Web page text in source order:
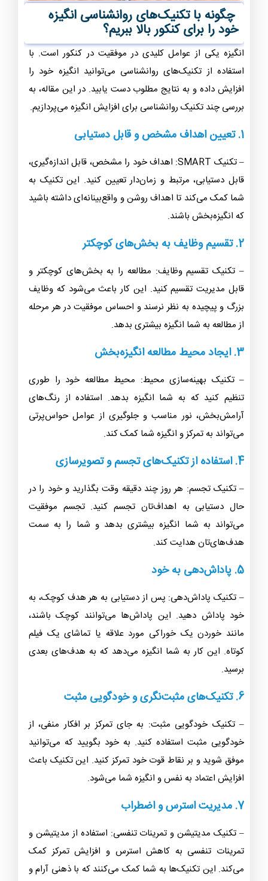
چگونه با تکنیک‌های روانشناسی انگیزه
خود را برای کنکور بالا ببریم؟
انگیزه یکی از عوامل کلیدی در موفقیت در کنکور است. با
استفاده از تکنیک‌های روانشناسی می‌توانید انگیزه خود را
افزایش داده و به نتایج مطلوب دست یابید. در این مقاله، به
بررسی چند تکنیک روانشناسی برای افزایش انگیزه می‌پردازیم.
1. تعیین اهداف مشخص و قابل دستیابی
– تکنیک SMART: اهداف خود را مشخص، قابل اندازه‌گیری،
قابل دستیابی، مرتبط و زمان‌دار تعیین کنید. این تکنیک به
شما کمک می‌کند تا اهداف روشن و واقع‌بینانه‌ای داشته باشید
که انگیزه‌بخش باشند.
2. تقسیم وظایف به بخش‌های کوچکتر
– تکنیک تقسیم وظایف: مطالعه را به بخش‌های کوچکتر و
قابل مدیریت تقسیم کنید. این کار باعث می‌شود که وظایف
بزرگ و پیچیده به نظر نرسند و احساس موفقیت در هر مرحله
از مطالعه به شما انگیزه بیشتری بدهد.
3. ایجاد محیط مطالعه انگیزه‌بخش
– تکنیک بهینه‌سازی محیط: محیط مطالعه خود را طوری
تنظیم کنید که به شما انگیزه بدهد. استفاده از رنگ‌های
آرامش‌بخش، نور مناسب و جلوگیری از عوامل حواس‌پرتی
می‌تواند به تمرکز و انگیزه شما کمک کند.
4. استفاده از تکنیک‌های تجسم و تصویرسازی
– تکنیک تجسم: هر روز چند دقیقه وقت بگذارید و خود را در
حال دستیابی به اهداف‌تان تجسم کنید. تجسم موفقیت
می‌تواند به شما انگیزه بیشتری بدهد و شما را به سمت
هدف‌های‌تان هدایت کند.
5. پاداش‌دهی به خود
– تکنیک پاداش‌دهی: پس از دستیابی به هر هدف کوچک، به
خود پاداش دهید. این پاداش‌ها می‌توانند کوچک باشند،
مانند خوردن یک خوراکی مورد علاقه یا تماشای یک فیلم
کوتاه. این کار به شما انگیزه می‌دهد که به هدف‌های بعدی
برسید.
6. تکنیک‌های مثبت‌نگری و خودگویی مثبت
– تکنیک خودگویی مثبت: به جای تمرکز بر افکار منفی، از
خودگویی مثبت استفاده کنید. به خود بگویید که می‌توانید
موفق شوید و بر نقاط قوت خود تمرکز کنید. این تکنیک باعث
افزایش اعتماد به نفس و انگیزه شما می‌شود.
7. مدیریت استرس و اضطراب
– تکنیک مدیتیشن و تمرینات تنفسی: استفاده از مدیتیشن و
تمرینات تنفسی به کاهش استرس و افزایش تمرکز کمک
می‌کند. این تکنیک‌ها به شما کمک می‌کنند که با ذهنی آرام و